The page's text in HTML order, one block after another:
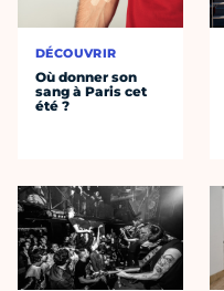
DÉCOUVRIR
Où donner son
sang à Paris cet
été ?